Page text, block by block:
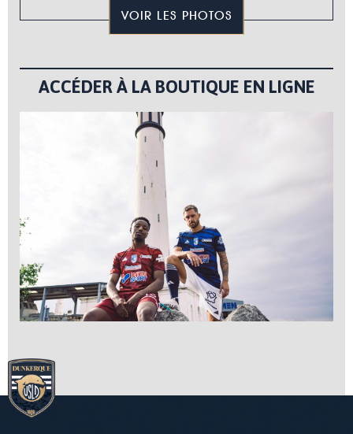
VOIR LES PHOTOS
ACCÉDER À LA BOUTIQUE EN LIGNE